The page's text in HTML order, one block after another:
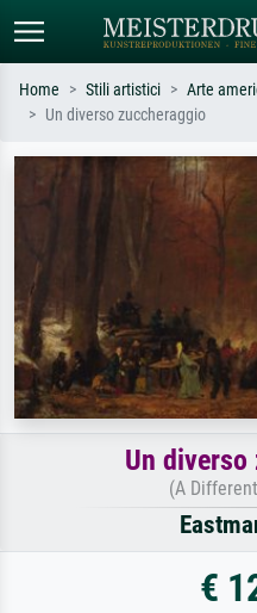
Cerca per artista, titolo o stile – es.
Monet, Notte stellata,
Impressionismo, onda di Hokusai,
Home Stili artistici Arte
Un diverso zuccheraggio
Un diverso
(A
€